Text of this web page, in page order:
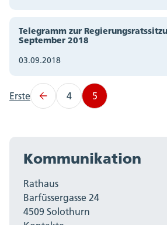
Telegramm zur
September 2018
03.09.2018
Erste 4 5
Kommunikation
Rathaus
Barfüssergasse 24
4509 Solothurn